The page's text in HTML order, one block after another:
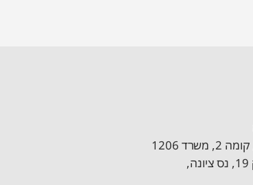
פרופ’ אברהם פצ’ורניק 19, נס ציונה,מדריך תכן גרעינים וקירות הקשחה